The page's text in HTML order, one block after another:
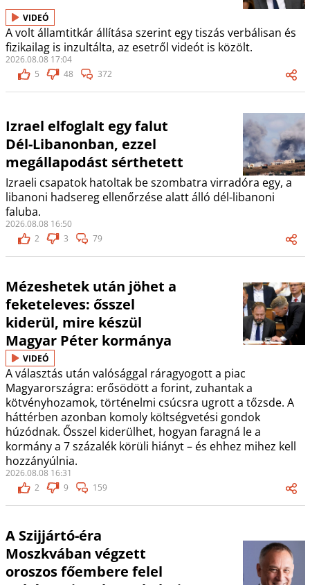
VIDEÓ
A volt államtitkár állítása szerint egy tiszás verbálisan és
fizikailag is inzultálta, az esetről videót is közölt.
2026.08.08 17:04
5
48 372
Izrael elfoglalt egy falut
Dél-Libanonban, ezzel
megállapodást sérthetett
Izraeli csapatok hatoltak be szombatra virradóra egy, a
libanoni hadsereg ellenőrzése alatt álló dél-libanoni
faluba.
2026.08.08 16:50
2
3 79
Mézeshetek után jöhet a
feketeleves: ősszel
kiderül, mire készül
Magyar Péter kormánya
VIDEÓ
A választás után valósággal ráragyogott a piac
Magyarországra: erősödött a forint, zuhantak a
kötvényhozamok, történelmi csúcsra ugrott a tőzsde. A
háttérben azonban komoly költségvetési gondok
húzódnak. Ősszel kiderülhet, hogyan faragná le a
kormány a 7 százalék körüli hiányt – és ehhez mihez kell
hozzányúlnia.
2026.08.08 16:31
2
9 159
A Szijjártó-éra
Moszkvában végzett
oroszos főembere felel